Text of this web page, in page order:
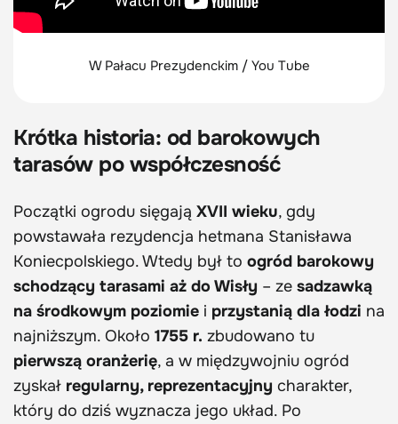
W Pałacu Prezydenckim / You Tube
Krótka historia: od barokowych
tarasów po współczesność
Początki ogrodu sięgają XVII wieku, gdy
powstawała rezydencja hetmana Stanisława
Koniecpolskiego. Wtedy był to ogród barokowy
schodzący tarasami aż do Wisły – ze sadzawką
na środkowym poziomie i przystanią dla łodzi na
najniższym. Około 1755 r. zbudowano tu
pierwszą oranżerię, a w międzywojniu ogród
zyskał regularny, reprezentacyjny charakter,
który do dziś wyznacza jego układ. Po